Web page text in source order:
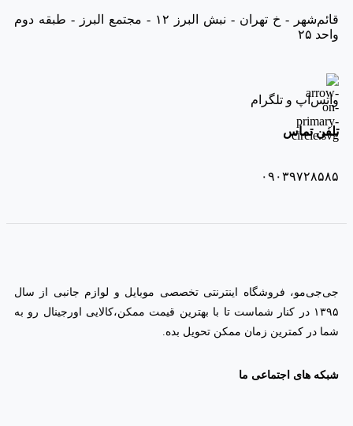
قائم‌شهر - خ تهران - نبش البرز ۱۲ - مجتمع البرز - طبقه دوم
واحد ۲۵
واتس‌اپ و تلگرام
تلفن تماس
۰۹۰۳۹۷۲۸۵۸۵
جی‌جی‌مو، فروشگاه اینترنتی تخصصی موبایل و لوازم جانبی از سال
۱۳۹۵ در کنار شماست تا با بهترین قیمت ممکن،‌کالایی اورجینال رو به
شما در کمترین زمان ممکن تحویل بده.
شبکه های اجتماعی ما